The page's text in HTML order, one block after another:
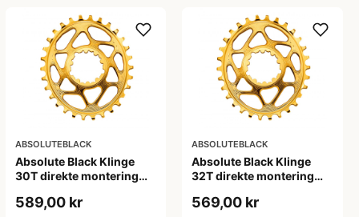
ABSOLUTEBLACK
Absolute Black Klinge
30T direkte montering
589,00 kr
ABSOLUTEBLACK
Absolute Black Klinge
32T direkte montering
569,00 kr